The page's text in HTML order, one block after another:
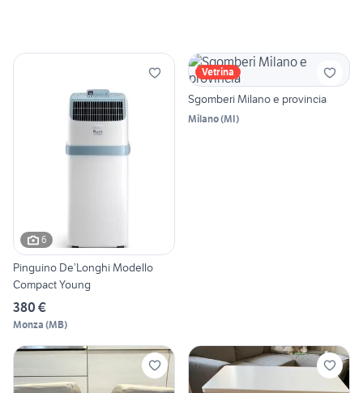
6
Pinguino De’Longhi Modello
Compact Young
380 €
Monza (MB)
Vetrina
Sgomberi Milano e provincia
Milano(MI)